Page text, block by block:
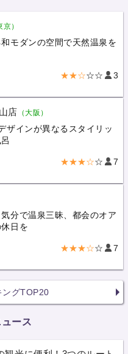
京）
モダンの空間で天然温泉を
★★☆☆☆ 3
店 （大阪）
ザインが異なるスタイリッ
★★★☆☆ 7
分で温泉三昧、都会のオア
日を
★★★☆☆ 7
ングTOP20
ース